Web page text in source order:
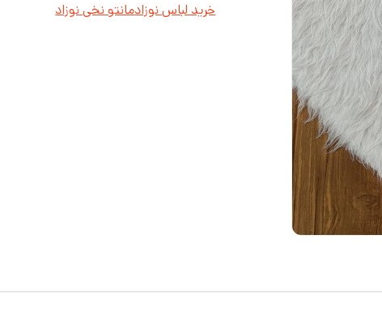
خرید لباس نوزادمانتو نخی نوزاد